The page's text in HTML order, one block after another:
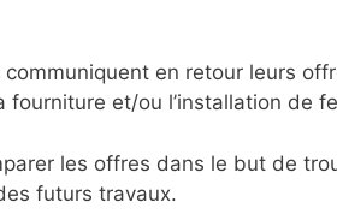
en retour leurs
fourniture et/ou l’installation de
les offres dans le but de
futurs travaux.